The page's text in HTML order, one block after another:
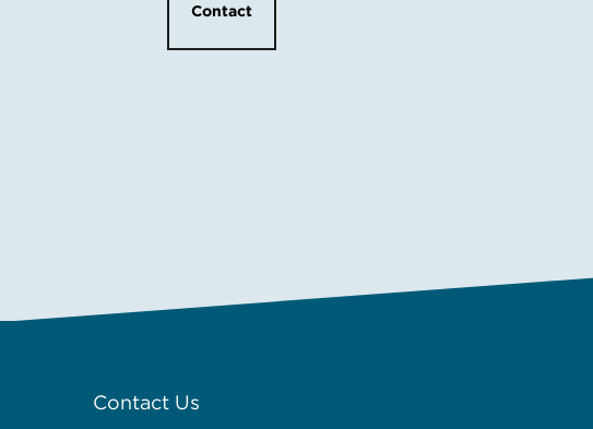
Contact
Contact Us